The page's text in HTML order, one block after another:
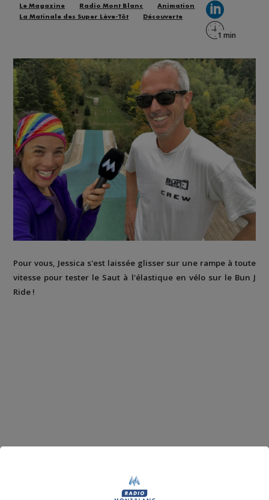
Le Magazine Radio Mont Blanc
Animation
La Matinale des Super Lève-Tôt
Découverte
Pour vous, Jessica s'est laissée glisser sur une rampe à toute
vitesse pour tester le Saut à l'élastique en vélo sur le Bun J
Ride !